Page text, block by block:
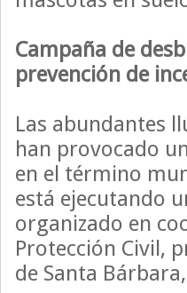
Campaña de
prevención de
Las abundantes
han provocado
en el término
está ejecutando
organizado en
Protección Civil,
de Santa